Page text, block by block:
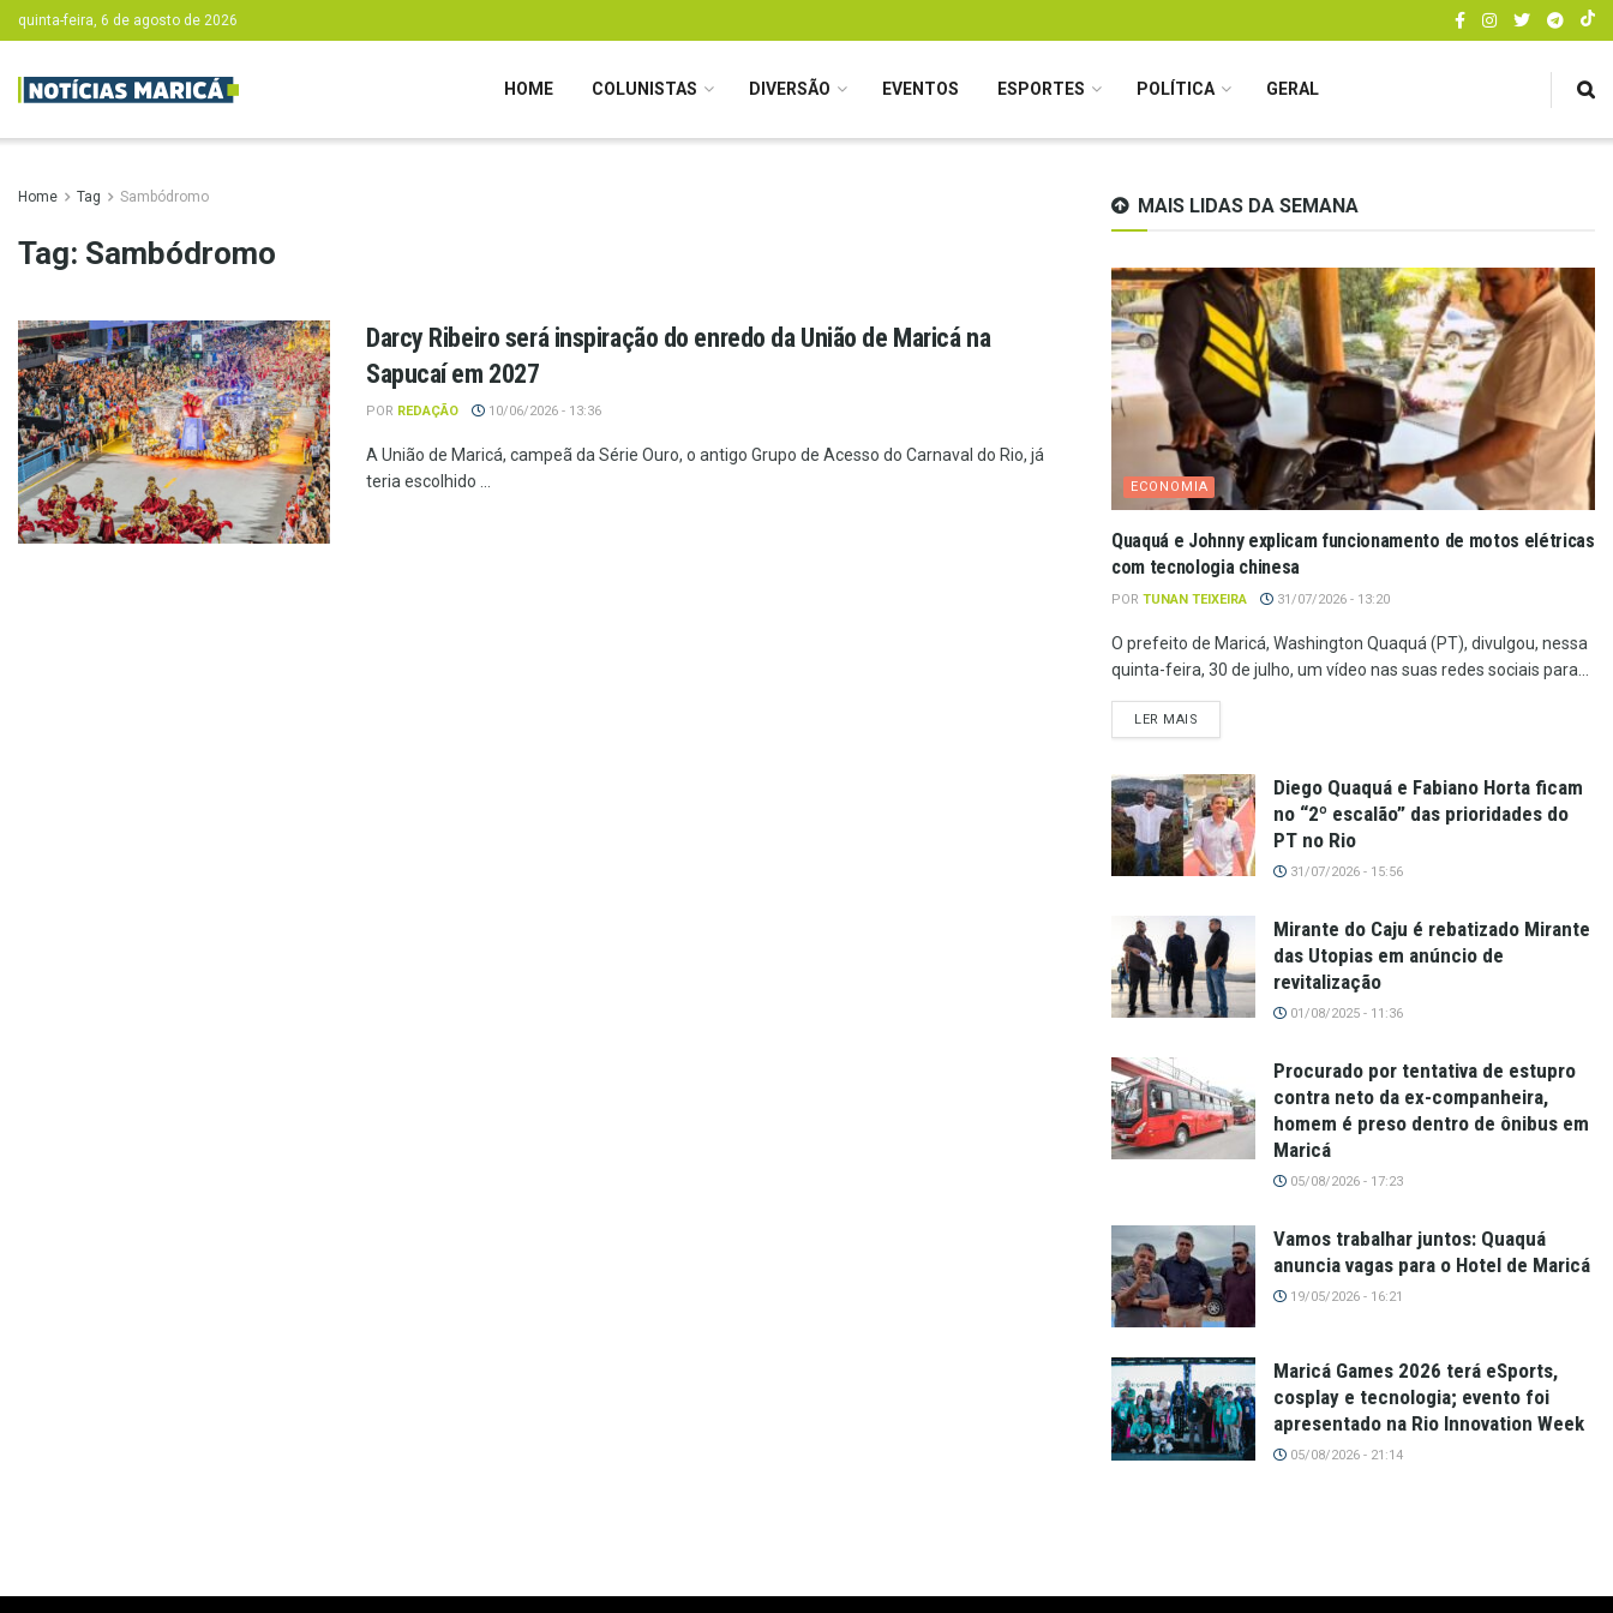
quinta-feira, 6 de agosto de 2026
HOME COLUNISTAS DIVERSÃO EVENTOS ESPORTES POLÍTICA GERAL
Home Tag Sambódromo
Tag: Sambódromo
Darcy Ribeiro será inspiração do enredo da União de Maricá na
Sapucaí em 2027
POR REDAÇÃO 10/06/2026 - 13:36
A União de Maricá, campeã da Série Ouro, o antigo Grupo de Acesso do Carnaval do Rio, já
teria escolhido ...
MAIS LIDAS DA SEMANA
ECONOMIA
Quaquá e Johnny explicam funcionamento de motos elétricas
com tecnologia chinesa
POR TUNAN TEIXEIRA 31/07/2026 - 13:20
O prefeito de Maricá, Washington Quaquá (PT), divulgou, nessa
quinta-feira, 30 de julho, um vídeo nas suas redes sociais para...
LER MAIS
Diego Quaquá e Fabiano Horta ficam
no “2º escalão” das prioridades do
PT no Rio
31/07/2026 - 15:56
Mirante do Caju é rebatizado Mirante
das Utopias em anúncio de
revitalização
01/08/2025 - 11:36
Procurado por tentativa de estupro
contra neto da ex-companheira,
homem é preso dentro de ônibus em
Maricá
05/08/2026 - 17:23
Vamos trabalhar juntos: Quaquá
anuncia vagas para o Hotel de Maricá
19/05/2026 - 16:21
Maricá Games 2026 terá eSports,
cosplay e tecnologia; evento foi
apresentado na Rio Innovation Week
05/08/2026 - 21:14